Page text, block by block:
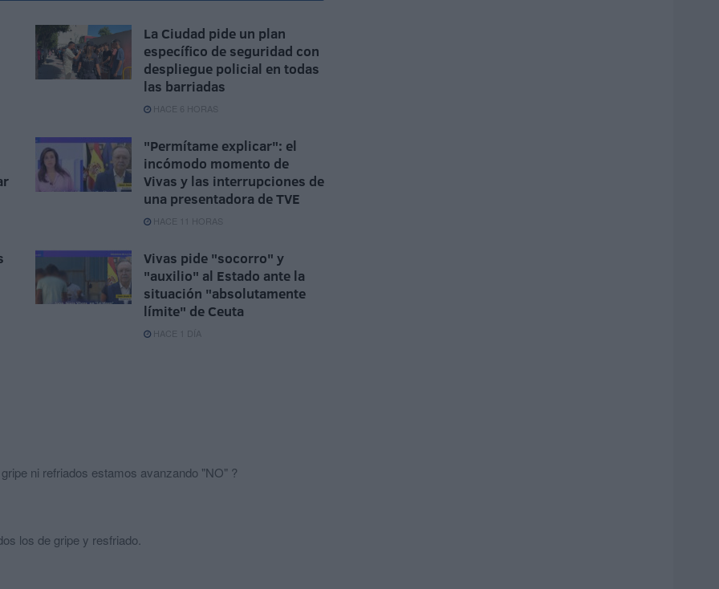
La Ciudad pide un plan
específico de seguridad con
despliegue policial en todas
las barriadas
HACE 6 HORAS
"Permítame explicar": el
incómodo momento de
Vivas y las interrupciones de
una presentadora de TVE
HACE 11 HORAS
Vivas pide "socorro" y
"auxilio" al Estado ante la
situación "absolutamente
límite" de Ceuta
HACE 1 DÍA
ni refriados estamos avanzando "NO" ?
los de gripe y resfriado.